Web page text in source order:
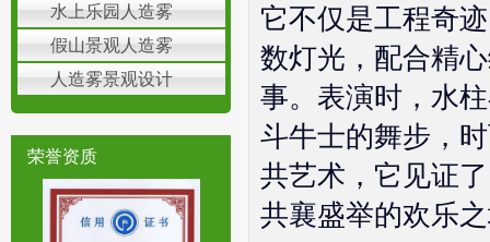
水上乐园人造雾
假山景观人造雾
人造雾景观设计
荣誉资质
它不仅是工程奇
数灯光，配合精
事。表演时，水
斗牛士的舞步，
共艺术，它见证
共襄盛举的欢乐